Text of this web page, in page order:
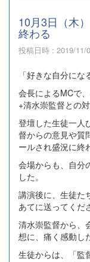
10月3日（木
終わる
投稿日時 : 2019/11/
「好きな自分に
会長によるMCで
+清水崇監督との
登壇した生徒一人
督からの意見や質
ールされ盛況に終
会場からも、自分
した。
講演後に、生徒た
あてに送ってくだ
清水崇監督から、
想に、痛く感動し
生徒からは、「監